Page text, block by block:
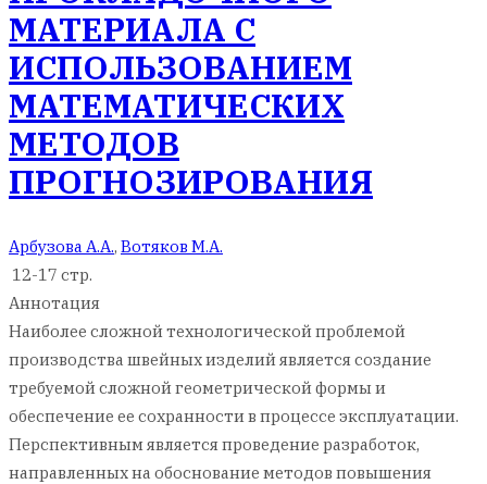
МАТЕРИАЛА С
ИСПОЛЬЗОВАНИЕМ
МАТЕМАТИЧЕСКИХ
МЕТОДОВ
ПРОГНОЗИРОВАНИЯ
Арбузова А.А., Вотяков М.А.
12-17 стр.
Аннотация
Наиболее сложной технологической проблемой
производства швейных изделий является создание
требуемой сложной геометрической формы и
обеспечение ее сохранности в процессе эксплуатации.
Перспективным является проведение разработок,
направленных на обоснование методов повышения